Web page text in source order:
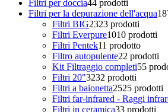
Filtri per doccia44 prodotti
Filtri per la depurazione dell'acqua
Filtri BIG2323 prodotti
Filtri Everpure1010 prodotti
Filtri Pentek11 prodotto
Filtro autopulente22 prodotti
Kit Filtraggio completi55
Filtri 20"3232 prodotti
Filtri a baionetta2525 prodotti
Filtri far-infrared - Raggi
Filtri in ceramica33 prodotti